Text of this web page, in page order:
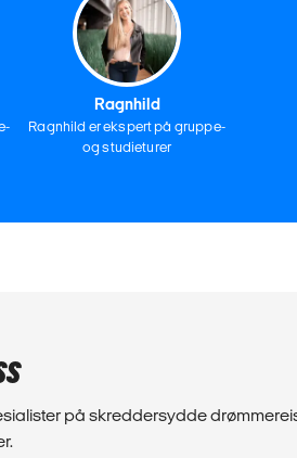
Ragnhild
Ragnhild er ekspert på gruppe-
og studieturer
på skreddersydde